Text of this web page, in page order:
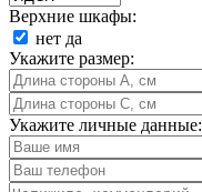
Верхние шкафы:
нет да
Укажите размер:
Укажите личные данные: